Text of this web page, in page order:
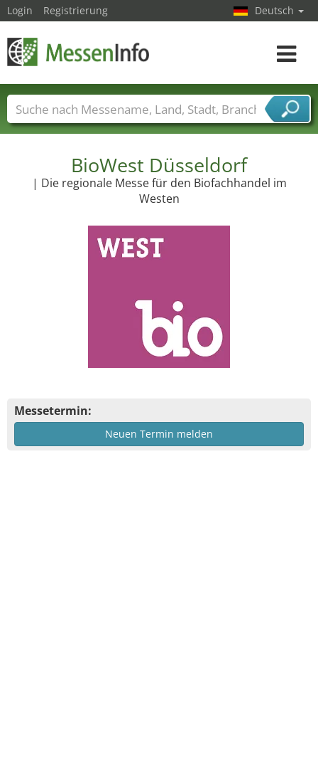
BioWest Düsseldorf
| Die regionale Messe für den Biofachhandel im
Westen
Messetermin:
Neuen Termin melden
Login Registrierung Deutsch
Toggle
Messenamen Länder Städte
Branchen